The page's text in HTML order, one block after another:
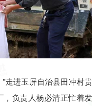
走进玉屏自治县田冲村贵
，负责人杨必清正忙着发